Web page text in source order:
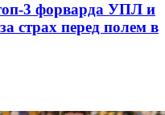
3 форварда УПЛ и
страх перед полем в